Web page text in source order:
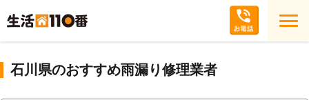
石川県のおすすめ雨漏り修理業者